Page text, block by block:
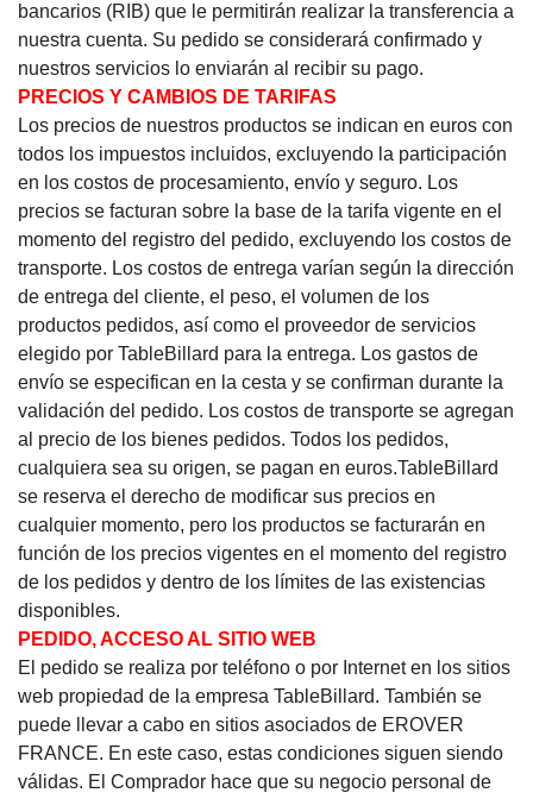
bancarios (RIB) que le permitirán realizar la transferencia a
nuestra cuenta. Su pedido se considerará confirmado y
nuestros servicios lo enviarán al recibir su pago.
PRECIOS Y CAMBIOS DE TARIFAS
Los precios de nuestros productos se indican en euros con
todos los impuestos incluidos, excluyendo la participación
en los costos de procesamiento, envío y seguro. Los
precios se facturan sobre la base de la tarifa vigente en el
momento del registro del pedido, excluyendo los costos de
transporte. Los costos de entrega varían según la dirección
de entrega del cliente, el peso, el volumen de los
productos pedidos, así como el proveedor de servicios
elegido por TableBillard para la entrega. Los gastos de
envío se especifican en la cesta y se confirman durante la
validación del pedido. Los costos de transporte se agregan
al precio de los bienes pedidos. Todos los pedidos,
cualquiera sea su origen, se pagan en euros.TableBillard
se reserva el derecho de modificar sus precios en
cualquier momento, pero los productos se facturarán en
función de los precios vigentes en el momento del registro
de los pedidos y dentro de los límites de las existencias
disponibles.
PEDIDO, ACCESO AL SITIO WEB
El pedido se realiza por teléfono o por Internet en los sitios
web propiedad de la empresa TableBillard. También se
puede llevar a cabo en sitios asociados de EROVER
FRANCE. En este caso, estas condiciones siguen siendo
válidas. El Comprador hace que su negocio personal de